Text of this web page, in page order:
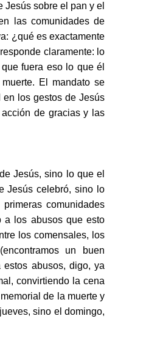
Jesús sobre el pan y el
las comunidades de
¿qué es exactamente
claramente: lo
fuera eso lo que él
El mandato se
los gestos de Jesús
de gracias y las
Jesús, sino lo que el
Jesús celebró, sino lo
comunidades
a los abusos que esto
los comensales, los
un buen
abusos, digo, ya
convirtiendo la cena
de la muerte y
sino el domingo,